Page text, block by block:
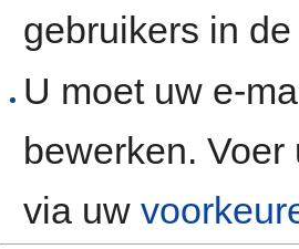
gebruikers in
U moet uw e-
bewerken.
via uw